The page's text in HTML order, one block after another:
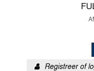
Registreer of